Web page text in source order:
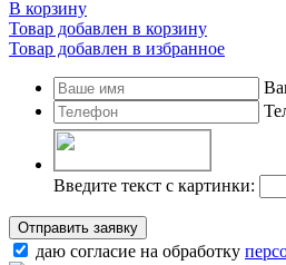
В корзину
Товар добавлен в корзину
Товар добавлен в избранное
Введите текст с картинки:
Отправить заявку
даю согласие на обработку